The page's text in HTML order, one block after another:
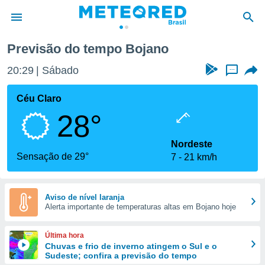
da
fornecidas
a este
das
e
forma
digital
Previsão do tempo Bojano
20:29 Sábado ...
Céu Claro
28°
Sensação de 29°
Nordeste
7
21 km/h
Aviso de nível laranja
Alerta importante de temperaturas altas em Bojano hoje
Última hora
Chuvas e frio de inverno atingem o Sul e o
Sudeste; confira a previsão do tempo